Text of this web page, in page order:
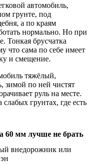
автомобиль,
грунте, под
а по краям
нормально. Но при
Тонкая брусчатка
что сама по себе имеет
и смещение.
тяжёлый,
зимой по ней чистят
руль на месте.
грунтах, где есть
60 мм лучше не брать
внедорожник или